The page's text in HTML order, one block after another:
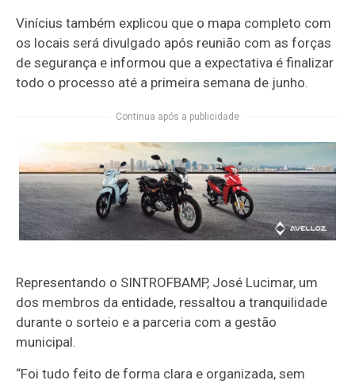
Vinícius também explicou que o mapa completo com
os locais será divulgado após reunião com as forças
de segurança e informou que a expectativa é finalizar
todo o processo até a primeira semana de junho.
Continua após a publicidade
Representando o SINTROFBAMP, José Lucimar, um
dos membros da entidade, ressaltou a tranquilidade
durante o sorteio e a parceria com a gestão
municipal.
“Foi tudo feito de forma clara e organizada, sem